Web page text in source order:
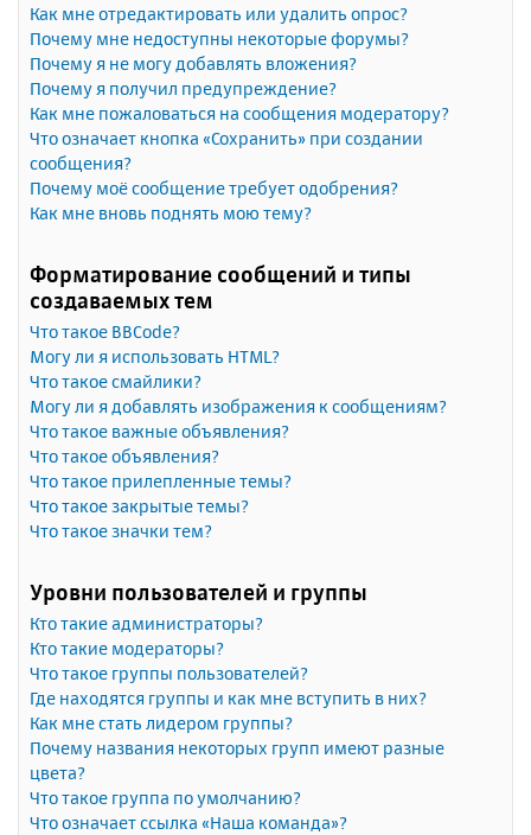
Как мне отредактировать или удалить опрос?
Почему мне недоступны некоторые форумы?
Почему я не могу добавлять вложения?
Почему я получил предупреждение?
Как мне пожаловаться на сообщения модератору?
Что означает кнопка «Сохранить» при создании
сообщения?
Почему моё сообщение требует одобрения?
Как мне вновь поднять мою тему?
Форматирование сообщений и типы
создаваемых тем
Что такое BBCode?
Могу ли я использовать HTML?
Что такое смайлики?
Могу ли я добавлять изображения к сообщениям?
Что такое важные объявления?
Что такое объявления?
Что такое прилепленные темы?
Что такое закрытые темы?
Что такое значки тем?
Уровни пользователей и группы
Кто такие администраторы?
Кто такие модераторы?
Что такое группы пользователей?
Где находятся группы и как мне вступить в них?
Как мне стать лидером группы?
Почему названия некоторых групп имеют разные
цвета?
Что такое группа по умолчанию?
Что означает ссылка «Наша команда»?